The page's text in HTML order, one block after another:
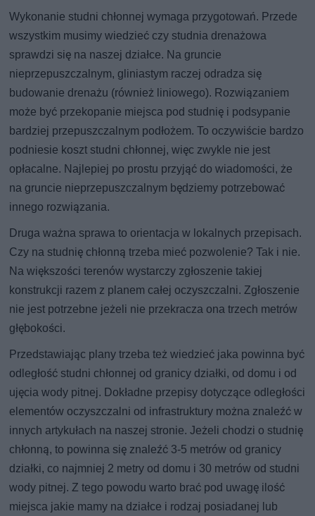
Wykonanie studni chłonnej wymaga przygotowań. Przede
wszystkim musimy wiedzieć czy studnia drenażowa
sprawdzi się na naszej działce. Na gruncie
nieprzepuszczalnym, gliniastym raczej odradza się
budowanie drenażu (również liniowego). Rozwiązaniem
może być przekopanie miejsca pod studnię i podsypanie
bardziej przepuszczalnym podłożem. To oczywiście bardzo
podniesie koszt studni chłonnej, więc zwykle nie jest
opłacalne. Najlepiej po prostu przyjąć do wiadomości, że
na gruncie nieprzepuszczalnym będziemy potrzebować
innego rozwiązania.
Druga ważna sprawa to orientacja w lokalnych przepisach.
Czy na studnię chłonną trzeba mieć pozwolenie? Tak i nie.
Na większości terenów wystarczy zgłoszenie takiej
konstrukcji razem z planem całej oczyszczalni. Zgłoszenie
nie jest potrzebne jeżeli nie przekracza ona trzech metrów
głębokości.
Przedstawiając plany trzeba też wiedzieć jaka powinna być
odległość studni chłonnej od granicy działki, od domu i od
ujęcia wody pitnej. Dokładne przepisy dotyczące odległości
elementów oczyszczalni od infrastruktury można znaleźć w
innych artykułach na naszej stronie. Jeżeli chodzi o studnię
chłonną, to powinna się znaleźć 3-5 metrów od granicy
działki, co najmniej 2 metry od domu i 30 metrów od studni
wody pitnej. Z tego powodu warto brać pod uwagę ilość
miejsca jakie mamy na działce i rodzaj posiadanej lub